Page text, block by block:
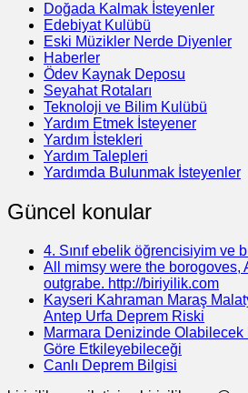
Doğada Kalmak İsteyenler
Edebiyat Kulübü
Eski Müzikler Nerde Diyenler
Haberler
Ödev Kaynak Deposu
Seyahat Rotaları
Teknoloji ve Bilim Kulübü
Yardım Etmek İsteyener
Yardım İstekleri
Yardım Talepleri
Yardımda Bulunmak İsteyenler
Güncel konular
4. Sınıf ebelik öğrencisiyim ve
All mimsy were the borogoves,
outgrabe. http://biriyilik.com
Kayseri Kahraman Maraş
Antep Urfa Deprem Riski
Marmara Denizinde
Göre Etkileyebileceği
Canlı Deprem Bilgisi